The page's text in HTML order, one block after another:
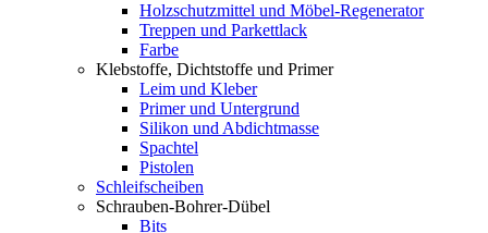
Holzschutzmittel und Möbel-Regenerator
Treppen und Parkettlack
Farbe
Klebstoffe, Dichtstoffe und Primer
Leim und Kleber
Primer und Untergrund
Silikon und Abdichtmasse
Spachtel
Pistolen
Schleifscheiben
Schrauben-Bohrer-Dübel
Bits